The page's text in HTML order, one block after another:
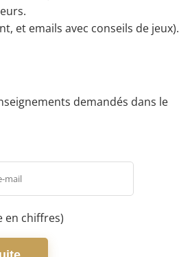
et emails avec conseils de jeux).
demandés dans le
chiffres)